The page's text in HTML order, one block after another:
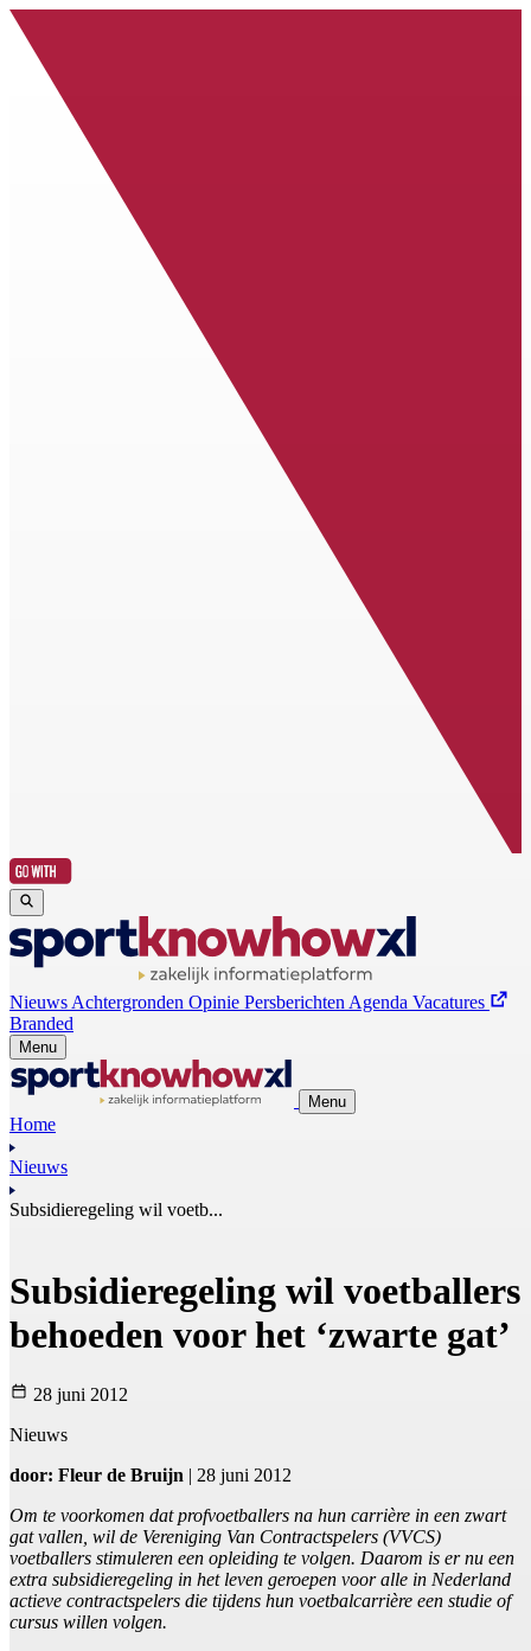
Nieuws Achtergronden Opinie Persberichten Agenda Vacatures
Branded
Menu
Menu
Home
Nieuws
Subsidieregeling wil voetb...
Subsidieregeling wil voetballers
behoeden voor het ‘zwarte gat’
28 juni 2012
Nieuws
door: Fleur de Bruijn | 28 juni 2012
Om te voorkomen dat profvoetballers na hun carrière in een zwart
gat vallen, wil de Vereniging Van Contractspelers (VVCS)
voetballers stimuleren een opleiding te volgen. Daarom is er nu een
extra subsidieregeling in het leven geroepen voor alle in Nederland
actieve contractspelers die tijdens hun voetbalcarrière een studie of
cursus willen volgen.